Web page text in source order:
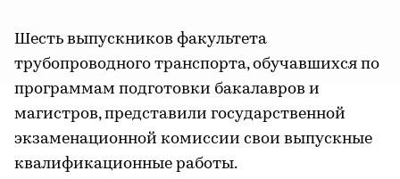
Шесть выпускников факультета
трубопроводного транспорта, обучавшихся по
программам подготовки бакалавров и
магистров, представили государственной
экзаменационной комиссии свои выпускные
квалификационные работы.